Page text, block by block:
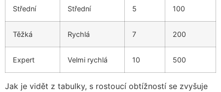
Střední Střední 5 100
Těžká Rychlá 7 200
Expert Velmi rychlá 10 500
Jak je vidět z tabulky, s rostoucí obtížností se zvyšuje